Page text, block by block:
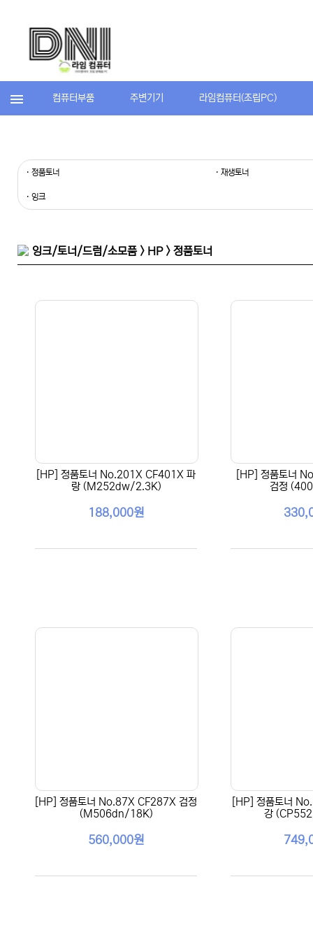
컴퓨터부품 주변기기 라임컴퓨터(조립PC)
· 정품토너 · 재생토너
· 잉크
잉크/토너/드럼/소모품 > HP > 정품토너
[HP] 정품토너 No.201X CF401X 파
랑 (M252dw/2.3K)
188,000원
[HP] 정품토너
검정
[HP] 정품토너 No.87X CF287X 검정
(M506dn/18K)
560,000원
[HP] 정품토너
강